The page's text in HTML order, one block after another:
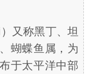
又称黑丁、坦
蝴蝶鱼属，为
于太平洋中部